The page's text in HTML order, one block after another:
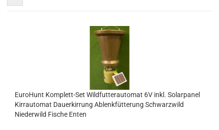
EuroHunt Komplett-Set Wildfutterautomat 6V inkl. Solarpanel
Kirrautomat Dauerkirrung Ablenkfütterung Schwarzwild
Niederwild Fische Enten